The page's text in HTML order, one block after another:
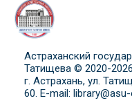
Астраханский
Татищева © 2020-2026
г. Астрахань, ул.
60. E-mail: